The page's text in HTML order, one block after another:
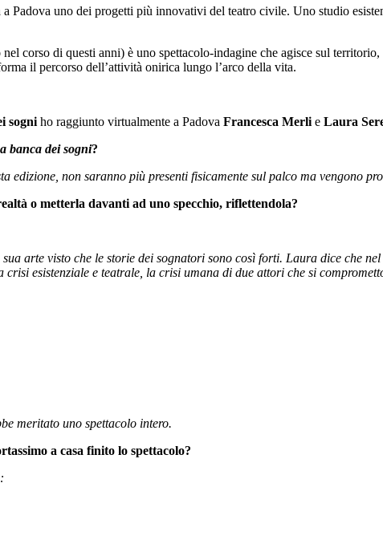
Padova uno dei progetti più innovativi del teatro civile. Uno studio
corso di questi anni) è uno spettacolo-indagine che agisce sul
il percorso dell’attività onirica lungo l’arco della vita.
sogni ho raggiunto virtualmente a Padova Francesca Merli e Laura
banca dei sogni?
edizione, non saranno più presenti fisicamente sul palco ma vengono
o metterla davanti ad uno specchio, riflettendola?
arte visto che le storie dei sognatori sono così forti. Laura dice che
esistenziale e teatrale, la crisi umana di due attori che si
meritato uno spettacolo intero.
a casa finito lo spettacolo?